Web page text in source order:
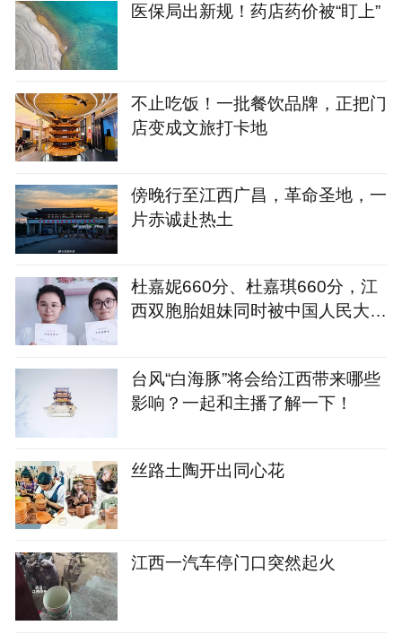
医保局出新规！药店药价被“盯上”
不止吃饭！一批餐饮品牌，正把门
店变成文旅打卡地
傍晚行至江西广昌，革命圣地，一
片赤诚赴热土
杜嘉妮660分、杜嘉琪660分，江
西双胞胎姐妹同时被中国人民大学
台风“白海豚”将会给江西带来哪些
影响？一起和主播了解一下！
丝路土陶开出同心花
江西一汽车停门口突然起火